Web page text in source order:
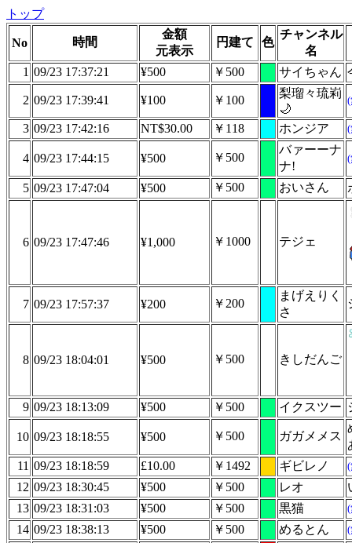
トップ
No 時間
金額
元表示
円建て 色
チャンネル
名
1 09/23 17:37:21 ¥500 ￥500 サイちゃん
2 09/23 17:39:41 ¥100 ￥100
梨瑠々琉峲
🌙
3 09/23 17:42:16 NT$30.00 ￥118 ホンジア
4 09/23 17:44:15 ¥500 ￥500
バァーーナ
ナ!
5 09/23 17:47:04 ¥500 ￥500 おいさん
6 09/23 17:47:46 ¥1,000 ￥1000 テジェ
7 09/23 17:57:37 ¥200 ￥200
まげえりく
さ
8 09/23 18:04:01 ¥500 ￥500 きしだんご
9 09/23 18:13:09 ¥500 ￥500 イクスツー
10 09/23 18:18:55 ¥500 ￥500 ガガメメス
11 09/23 18:18:59 £10.00 ￥1492 ギビレノ
12 09/23 18:30:45 ¥500 ￥500 レオ
13 09/23 18:31:03 ¥500 ￥500 黒猫
14 09/23 18:38:13 ¥500 ￥500 めるとん